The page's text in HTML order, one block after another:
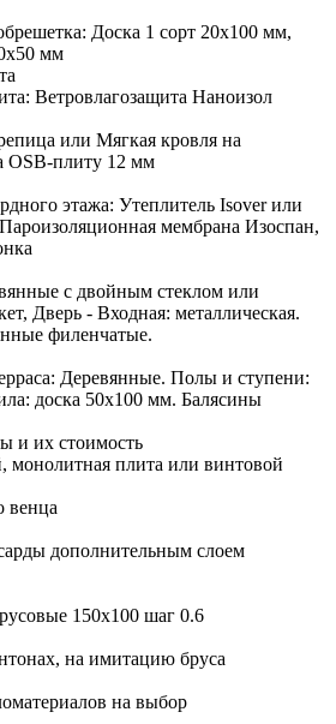
Доска 1 сорт 20х100 мм,
мм
Ветровлагозащита Наноизол
или Мягкая кровля на
OSB-плиту 12 мм
этажа: Утеплитель Isover или
мембрана Изоспан,
с двойным стеклом или
Дверь - Входная: металлическая.
филенчатые.
Деревянные. Полы и ступени:
доска 50х100 мм. Балясины
и их стоимость
плита или винтовой
венца
дополнительным слоем
150х100 шаг 0.6
на имитацию бруса
на выбор